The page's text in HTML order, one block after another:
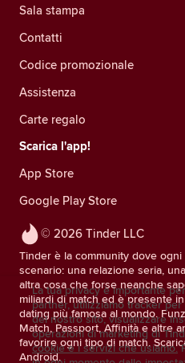
© 2026 Tinder LLC
Tinder è la community dove
scenario: una relazione seria,
altra cosa che forse neanche
miliardi di match ed è presente
dating più famosa al mondo.
Match, Passport, Affinità e altre
favorire ogni tipo di match.
Android.
Sala stampa
Contatti
Codice promozionale
Assistenza
Carte regalo
Scarica l'app!
App Store
Google Play Store
La tua privacy è importante
partner, utilizziamo tracker
del nostro sito, visualizzare
operazioni di marketing di
cookie e i servizi che usiamo.